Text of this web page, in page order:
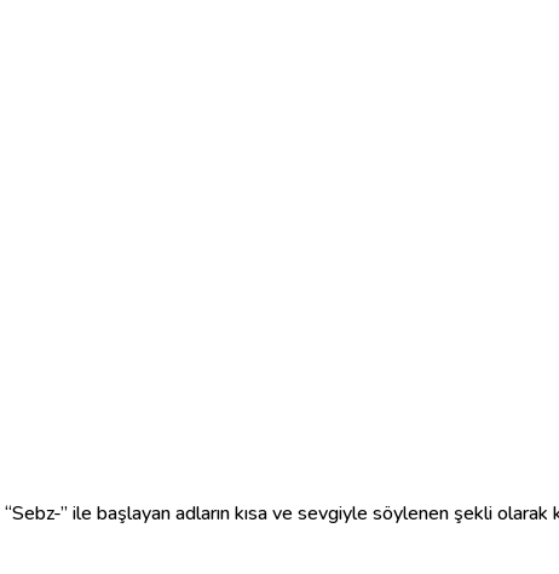
” ile başlayan adların kısa ve sevgiyle söylenen şekli olarak